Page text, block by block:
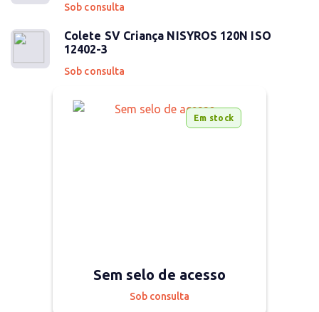
Sob consulta
Colete SV Criança NISYROS 120N ISO
12402-3
Sob consulta
Em stock
Sem selo de acesso
Sob consulta